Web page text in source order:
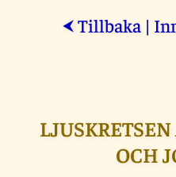
⮜ Tillbaka |
OCH